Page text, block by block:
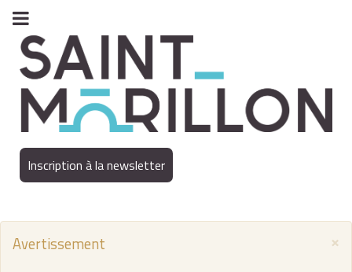
Inscription à la newsletter
×
Avertissement